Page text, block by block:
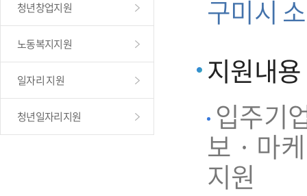
청년창업지원
노동복지지원
일자리 지원
청년일자리지원
구미시
지원내용
입주기
보 · 마
지원